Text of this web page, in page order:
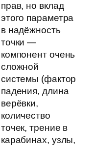
прав, но вклад
этого параметра
в надёжность
точки —
компонент очень
сложной
системы (фактор
падения, длина
верёвки,
количество
точек, трение в
карабинах, узлы,